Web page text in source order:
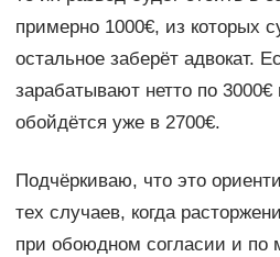
примерно 1000€, из которых
остальное заберёт адвокат.
зарабатывают нетто по
обойдётся уже в 2700€.
Подчёркиваю, что это
тех случаев, когда
при обоюдном согласии и